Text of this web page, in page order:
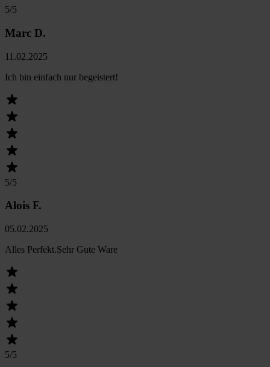
5/5
Marc D.
11.02.2025
Ich bin einfach nur begeistert!
5/5
Alois F.
05.02.2025
Alles Perfekt.Sehr Gute Ware
5/5